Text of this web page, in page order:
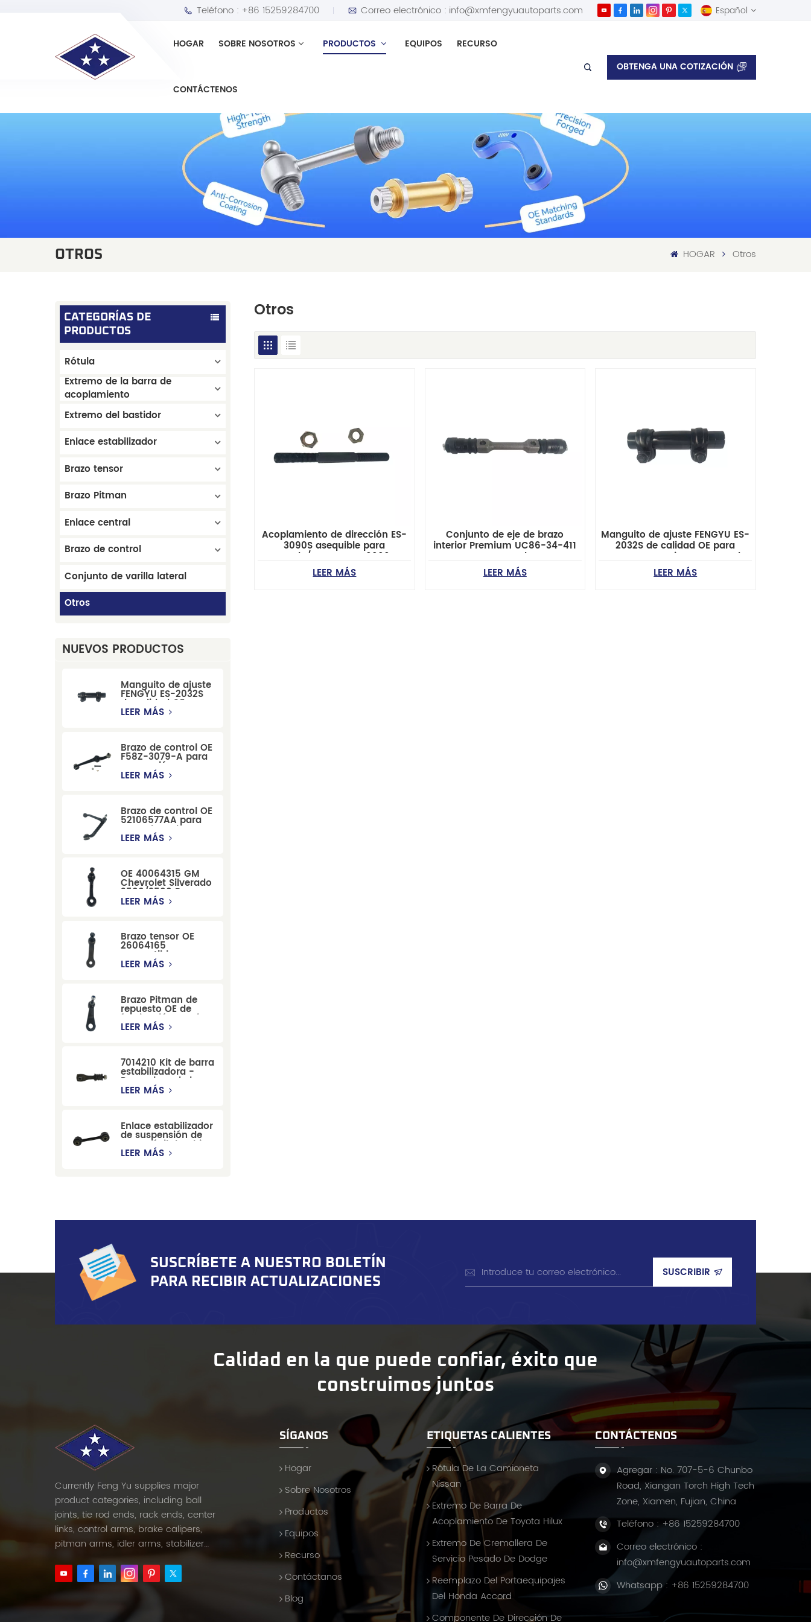
Teléfono : +86 15259284700 Correo electrónico : info@xmfengyuautoparts.com Español
English
HOGAR SOBRE NOSOTROS PRODUCTOS EQUIPOS RECURSO
CONTÁCTENOS
OBTENGA UNA COTIZACIÓN
OTROS HOGAR Otros
CATEGORÍAS DE
PRODUCTOS
Rótula
Extremo de la barra de
acoplamiento
Extremo del bastidor
Enlace estabilizador
Brazo tensor
Brazo Pitman
Enlace central
Brazo de control
Conjunto de varilla lateral
Otros
NUEVOS PRODUCTOS
Manguito de ajuste
FENGYU ES-2032S
de calidad OE para
Mercury, Pontiac,
LEER MÁS
Brazo de control OE
F58Z-3079-A para
suspensión
delantera de Ford
LEER MÁS
Brazo de control OE
52106577AA para
reemplazo de
suspensión de
LEER MÁS
OE 40064315 GM
Chevrolet Silverado
2500/3500 Brazo
tensor para una
LEER MÁS
Brazo tensor OE
26064165
compatible con
modelos Cadillac
LEER MÁS
Brazo Pitman de
repuesto OE de
fabricación precisa
12479051, fabricado
Cadillac, Chevrolet
y Hummer.
LEER MÁS
7014210 Kit de barra
estabilizadora -
Reemplazo de barra
estabilizadora de
LEER MÁS
Enlace estabilizador
de suspensión de
automóvil de China
para Chevrolet
LEER MÁS
Otros
Acoplamiento de dirección ES-
3090S asequible para
Honda/Isuzu con IS09001
(fabricante chino)
LEER MÁS
Conjunto de eje de brazo
interior Premium UC86-34-411
para Mazda
B2600/B2200/B2000
LEER MÁS
Manguito de ajuste FENGYU ES-
2032S de calidad OE para
Mercury, Pontiac, GM y Ford
LEER MÁS
SUSCRÍBETE A NUESTRO BOLETÍN
PARA RECIBIR ACTUALIZACIONES
Calidad en la que puede confiar, éxito que
construimos juntos
Currently Feng Yu supplies major
product categories, including ball
joints, tie rod ends, rack ends, center
links, control arms, brake calipers,
pitman arms, idler arms, stabilizer
links and etc.
SÍGANOS
Hogar
Sobre Nosotros
Productos
Equipos
Recurso
Contáctanos
Blog
ETIQUETAS CALIENTES
Rótula De La Camioneta
Nissan
Extremo De Barra De
Acoplamiento De Toyota Hilux
Extremo De Cremallera De
Servicio Pesado De Dodge
Reemplazo Del Portaequipajes
Del Honda Accord
Componente De Dirección De
CONTÁCTENOS
Agregar : No. 707-5-6 Chunbo
Road, Xiangan Torch High Tech
Zone, Xiamen, Fujian, China
Teléfono : +86 15259284700
Correo electrónico :
info@xmfengyuautoparts.com
Whatsapp : +86 15259284700